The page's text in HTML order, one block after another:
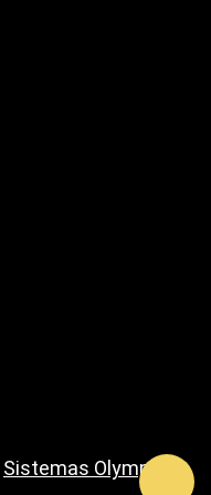
Sistemas Olympia